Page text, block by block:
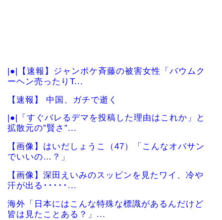
|●|【速報】ジャンポケ斉藤の被害女性「バウムク
ーヘン売ったりT...
【速報】 中国、ガチで逝く
|●|「すぐバレるデマを投稿した理由はこれか」と
拡散元の”賢さ”...
【画像】はいだしょうこ（47）「こんなオバサン
でいいの…？」
【画像】深田えいみのスッピンを見たワイ、冷や
汗が出る･････...
海外「日本にはこんな特殊な標識があるんだけど
皆は見たことある？」...